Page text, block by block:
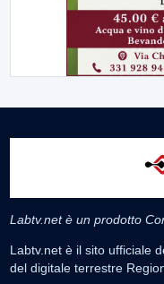
Labtv.net è un prodotto
Labtv.net è il sito ufficiale
del digitale terrestre